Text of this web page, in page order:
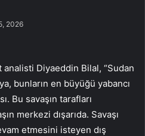
2026
analisti Diyaeddin Bilal, “Sudan
bunların en büyüğü yabancı
Bu savaşın tarafları
merkezi dışarıda. Savaşı
etmesini isteyen dış